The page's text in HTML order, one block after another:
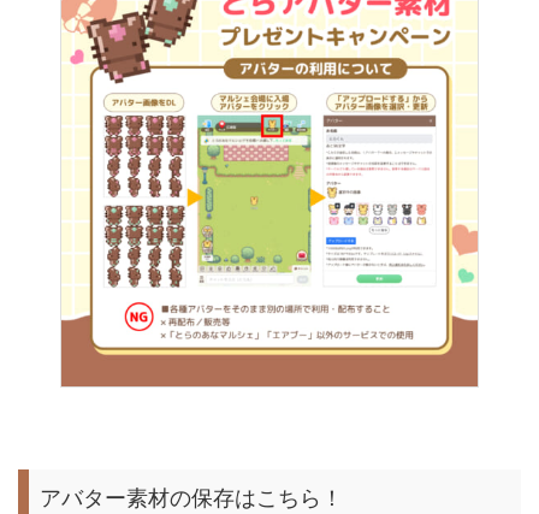
アバター素材の保存はこちら！